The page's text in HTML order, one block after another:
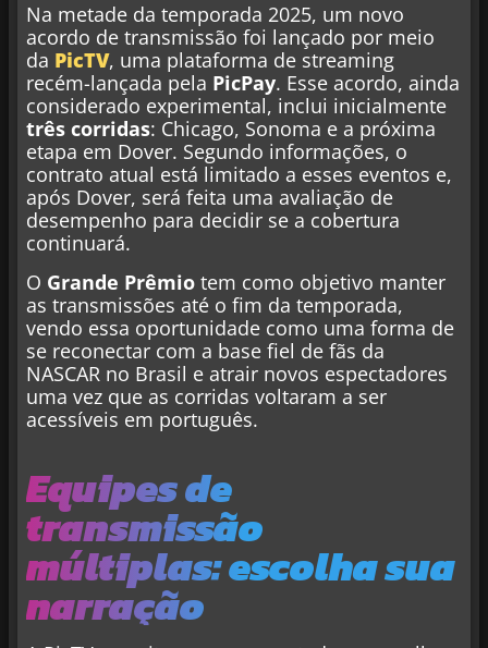
Na metade da temporada 2025, um novo
acordo de transmissão foi lançado por meio
da PicTV, uma plataforma de streaming
recém-lançada pela PicPay. Esse acordo, ainda
considerado experimental, inclui inicialmente
três corridas: Chicago, Sonoma e a próxima
etapa em Dover. Segundo informações, o
contrato atual está limitado a esses eventos e,
após Dover, será feita uma avaliação de
desempenho para decidir se a cobertura
continuará.
O Grande Prêmio tem como objetivo manter
as transmissões até o fim da temporada,
vendo essa oportunidade como uma forma de
se reconectar com a base fiel de fãs da
NASCAR no Brasil e atrair novos espectadores
uma vez que as corridas voltaram a ser
acessíveis em português.
Equipes de
transmissão
múltiplas: escolha sua
narração